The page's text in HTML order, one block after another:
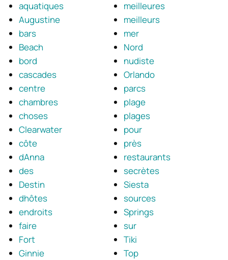
aquatiques
Augustine
bars
Beach
bord
cascades
centre
chambres
choses
Clearwater
côte
dAnna
des
Destin
dhôtes
endroits
faire
Fort
Ginnie
meilleures
meilleurs
mer
Nord
nudiste
Orlando
parcs
plage
plages
pour
près
restaurants
secrètes
Siesta
sources
Springs
sur
Tiki
Top